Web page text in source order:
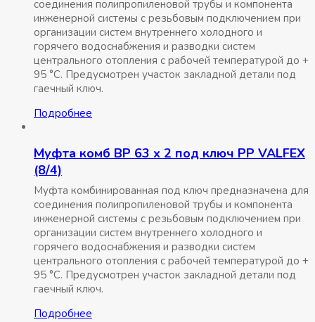
соединения полипропиленовой трубы и компонента
инженерной системы с резьбовым подключением при
организации систем внутреннего холодного и
горячего водоснабжения и разводки систем
центрального отопления с рабочей температурой до +
95 °С. Предусмотрен участок закладной детали под
гаечный ключ.
Подробнее
Муфта комб ВР 63 x 2 под ключ РР VALFEX
(8/4)
Муфта комбинированная под ключ предназначена для
соединения полипропиленовой трубы и компонента
инженерной системы с резьбовым подключением при
организации систем внутреннего холодного и
горячего водоснабжения и разводки систем
центрального отопления с рабочей температурой до +
95 °С. Предусмотрен участок закладной детали под
гаечный ключ.
Подробнее